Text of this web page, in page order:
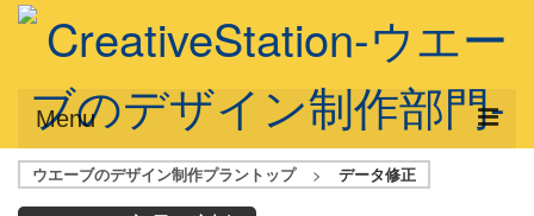
Menu
サービス概要
ウエーブのデザイン制作プラントップ > データ修正